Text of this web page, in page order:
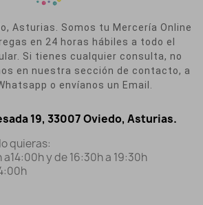
Asturias. Somos tu Mercería Online
en 24 horas hábiles a todo el
Si tienes cualquier consulta, no
en nuestra sección de contacto, a
o envíanos un Email.
19, 33007 Oviedo, Asturias.
quieras:
a14:00h y de 16:30h a 19:30h